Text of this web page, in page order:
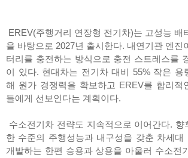
EREV(주행거리 연장형 전기차)는 고성능 배
을 바탕으로 2027년 출시한다. 내연기관 엔진
터리를 충전하는 방식으로 충전 스트레스를
이 있다. 현대차는 전기차 대비 55% 작은 용
해 원가 경쟁력을 확보하고 EREV를 합리적
들에게 선보인다는 계획이다.
수소전기차 전략도 지속적으로 이어간다. 향
한 수준의 주행성능과 내구성을 갖춘 차세대
개발하는 한편 승용과 상용을 아울러 수소전